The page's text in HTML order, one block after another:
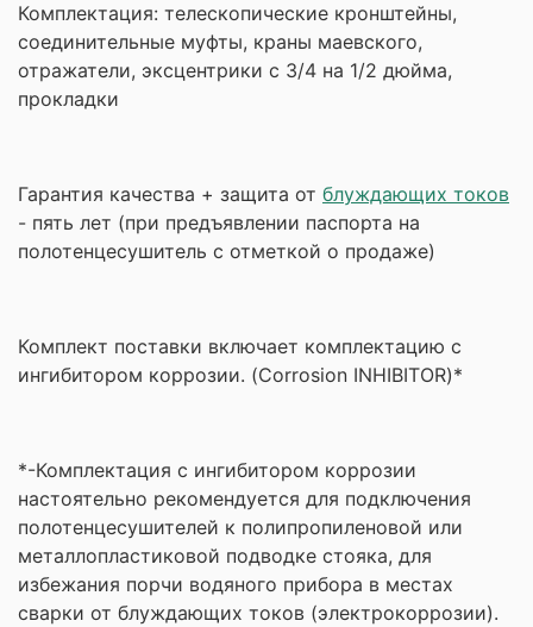
Комплектация: телескопические кронштейны,
соединительные муфты, краны маевского,
отражатели, эксцентрики с 3/4 на 1/2 дюйма,
прокладки
Гарантия качества + защита от блуждающих токов
- пять лет (при предъявлении паспорта на
полотенцесушитель с отметкой о продаже)
Комплект поставки включает комплектацию с
ингибитором коррозии. (Corrosion INHIBITOR)*
*-Комплектация с ингибитором коррозии
настоятельно рекомендуется для подключения
полотенцесушителей к полипропиленовой или
металлопластиковой подводке стояка, для
избежания порчи водяного прибора в местах
сварки от блуждающих токов (электрокоррозии).